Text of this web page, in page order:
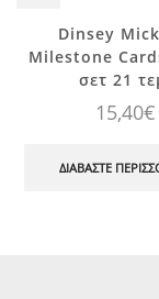
Dinsey
Milestone
σετ 21
15,40€
ΔΙΑΒΆΣΤΕ